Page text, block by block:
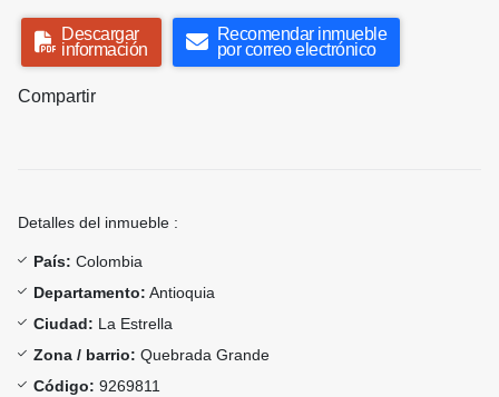
Descargar
información
Recomendar inmueble
por correo electrónico
Compartir
Detalles del inmueble :
País: Colombia
Departamento: Antioquia
Ciudad: La Estrella
Zona / barrio: Quebrada Grande
Código: 9269811